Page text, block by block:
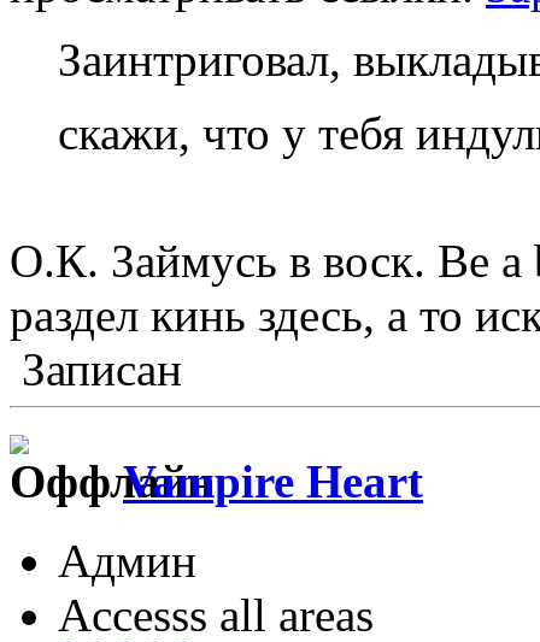
Заинтриговал,
скажи, что у тебя
О.К. Займусь в воск. Be
раздел кинь здесь, а то
Записан
Vampire Heart
Админ
Accesss all areas